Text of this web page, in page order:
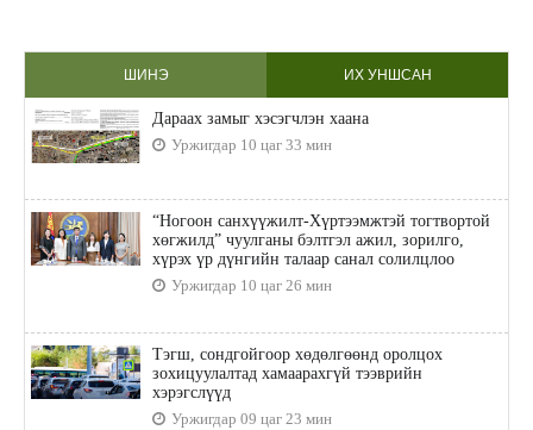
ШИНЭ ИХ УНШСАН
Дараах замыг хэсэгчлэн хаана
Уржигдар 10 цаг 33 мин
“Ногоон санхүүжилт-Хүртээмжтэй тогтвортой
хөгжилд” чуулганы бэлтгэл ажил, зорилго,
хүрэх үр дүнгийн талаар санал солилцлоо
Уржигдар 10 цаг 26 мин
Тэгш, сондгойгоор хөдөлгөөнд оролцох
зохицуулалтад хамаарахгүй тээврийн
хэрэгслүүд
Уржигдар 09 цаг 23 мин